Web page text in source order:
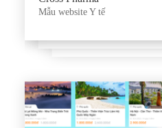
Mẫu website Y tế